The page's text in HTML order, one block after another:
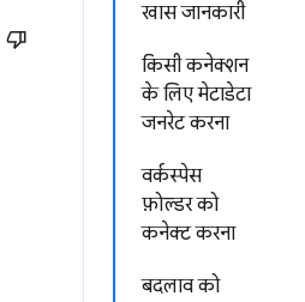
खास जानकारी
किसी कनेक्शन
के लिए मेटाडेटा
जनरेट करना
वर्कस्पेस
फ़ोल्डर को
कनेक्ट करना
बदलाव को